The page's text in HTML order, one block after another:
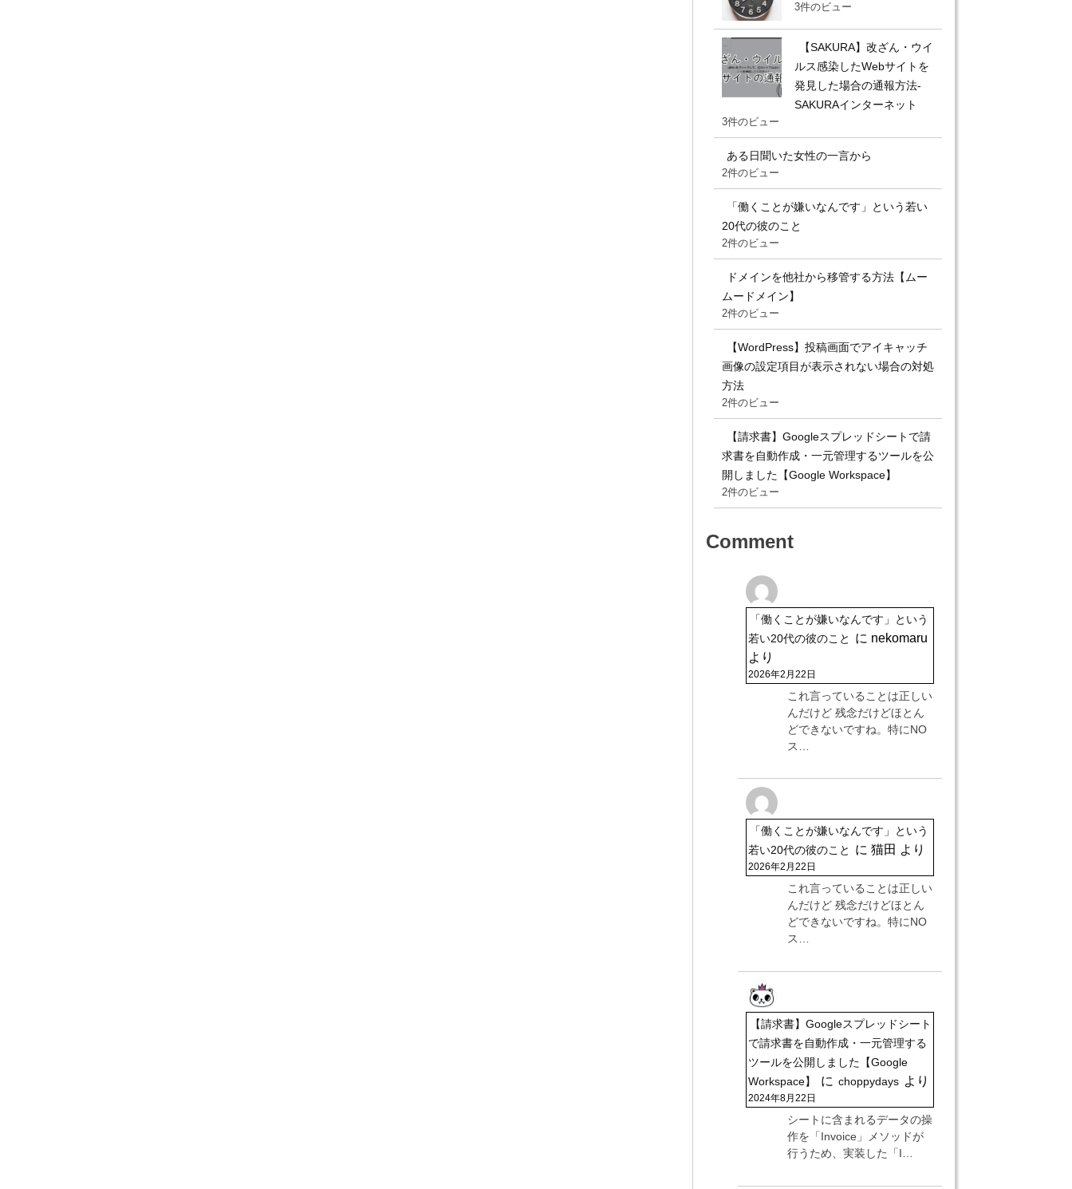
3件のビュー
【SAKURA】改ざん・ウイ
ルス感染したWebサイトを
発見した場合の通報方法-
SAKURAインターネット
3件のビュー
ある日聞いた女性の一言から
2件のビュー
「働くことが嫌いなんです」という若い
20代の彼のこと
2件のビュー
ドメインを他社から移管する方法【ムー
ムードメイン】
2件のビュー
【WordPress】投稿画面でアイキャッチ
画像の設定項目が表示されない場合の対処
方法
2件のビュー
【請求書】Googleスプレッドシートで請
求書を自動作成・一元管理するツールを公
開しました【Google Workspace】
2件のビュー
Comment
「働くことが嫌いなんです」という
若い20代の彼のこと
に nekomaru
より
2026年2月22日
これ言っていることは正しい
んだけど 残念だけどほとん
どできないですね。特にNO
ス…
「働くことが嫌いなんです」という
若い20代の彼のこと
に 猫田 より
2026年2月22日
これ言っていることは正しい
んだけど 残念だけどほとん
どできないですね。特にNO
ス…
【請求書】Googleスプレッドシート
で請求書を自動作成・一元管理する
ツールを公開しました【Google
Workspace】
に choppydays より
2024年8月22日
シートに含まれるデータの操
作を「Invoice」メソッドが
行うため、実装した「I…